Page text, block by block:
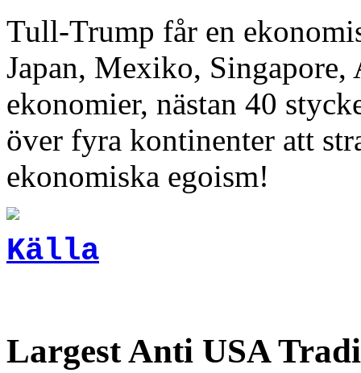
Tull-Trump får en
Japan, Mexiko, Singapore,
ekonomier, nästan 40
över fyra kontinenter att
ekonomiska egoism!
Källa
Largest Anti USA